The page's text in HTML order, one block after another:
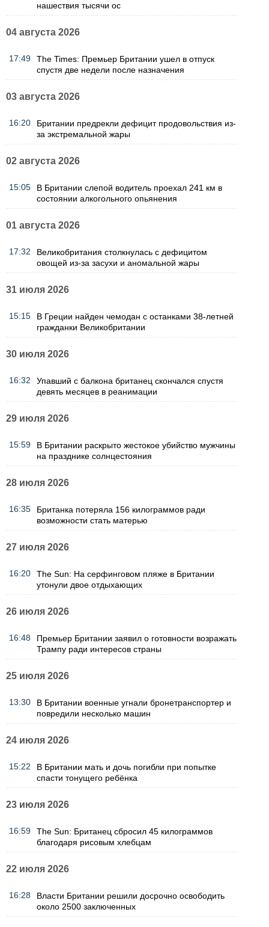
нашествия тысячи ос
04 августа 2026
17:49
The Times: Премьер Британии ушел в отпуск
спустя две недели после назначения
03 августа 2026
16:20
Британии предрекли дефицит продовольствия из-
за экстремальной жары
02 августа 2026
15:05
В Британии слепой водитель проехал 241 км в
состоянии алкогольного опьянения
01 августа 2026
17:32
Великобритания столкнулась с дефицитом
овощей из-за засухи и аномальной жары
31 июля 2026
15:15
В Греции найден чемодан с останками 38-летней
гражданки Великобритании
30 июля 2026
16:32
Упавший с балкона британец скончался спустя
девять месяцев в реанимации
29 июля 2026
15:59
В Британии раскрыто жестокое убийство мужчины
на празднике солнцестояния
28 июля 2026
16:35
Британка потеряла 156 килограммов ради
возможности стать матерью
27 июля 2026
16:20
The Sun: На серфинговом пляже в Британии
утонули двое отдыхающих
26 июля 2026
16:48
Премьер Британии заявил о готовности возражать
Трампу ради интересов страны
25 июля 2026
13:30
В Британии военные угнали бронетранспортер и
повредили несколько машин
24 июля 2026
15:22
В Британии мать и дочь погибли при попытке
спасти тонущего ребёнка
23 июля 2026
16:59
The Sun: Британец сбросил 45 килограммов
благодаря рисовым хлебцам
22 июля 2026
16:28
Власти Британии решили досрочно освободить
около 2500 заключенных